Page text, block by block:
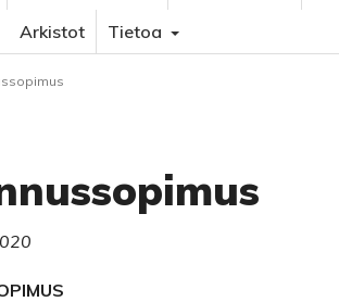
Arkistot
Tietoa